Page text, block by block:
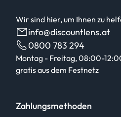
Wir sind hier, um Ihnen zu
info@discountlens.at
0800 783 294
Montag - Freitag, 08:00-
gratis aus dem Festnetz
Zahlungsmethoden